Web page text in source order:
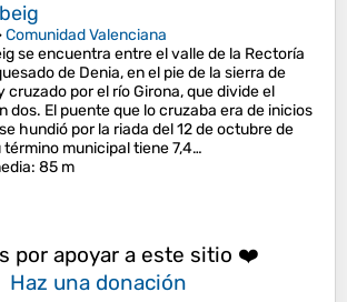
Comunidad Valenciana
se encuentra entre el valle de la Rectoría
de Denia, en el pie de la sierra de
cruzado por el río Girona, que divide el
dos. El puente que lo cruzaba era de inicios
hundió por la riada del 12 de octubre de
término municipal tiene 7,4…
: 85 m
por apoyar a este sitio ❤️
Haz una donación